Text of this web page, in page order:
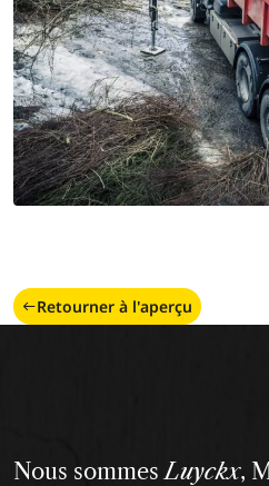
Retourner à l'aperçu
Nous sommesLuyckx,